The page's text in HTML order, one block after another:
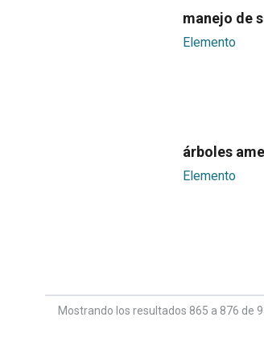
manejo de
Elemento
árboles
Elemento
Mostrando los resultados 865 a 876 de